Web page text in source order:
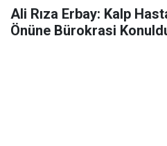
Ali Rıza Erbay: Kalp
Önüne Bürokrasi